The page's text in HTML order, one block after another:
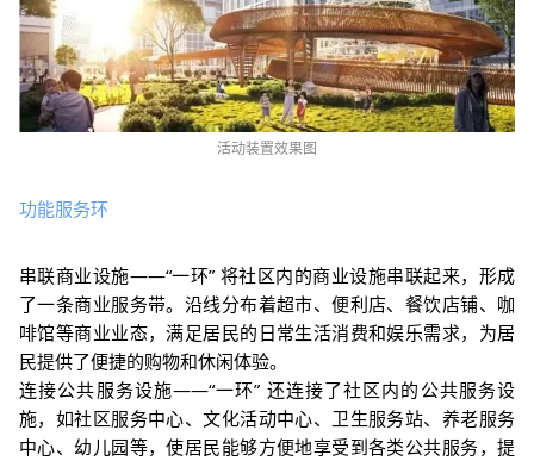
活动装置效果图
功能服务环
串联商业设施——“一环” 将社区内的商业设施串联起来，形成
了一条商业服务带。沿线分布着超市、便利店、餐饮店铺、咖
啡馆等商业业态，满足居民的日常生活消费和娱乐需求，为居
民提供了便捷的购物和休闲体验。
连接公共服务设施——“一环” 还连接了社区内的公共服务设
施，如社区服务中心、文化活动中心、卫生服务站、养老服务
中心、幼儿园等，使居民能够方便地享受到各类公共服务，提